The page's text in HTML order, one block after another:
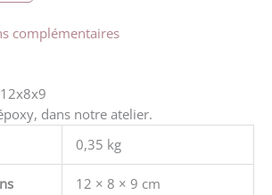
complémentaires
dans notre atelier.
0,35 kg
12 × 8 × 9 cm